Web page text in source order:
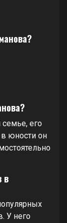
его
юности он
в
У него